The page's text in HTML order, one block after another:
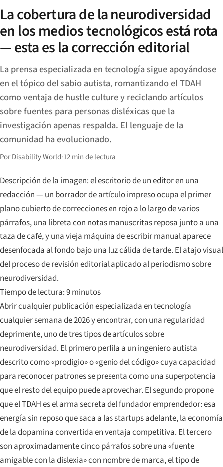
La cobertura de la neurodiversidad
en los medios tecnológicos está rota
— esta es la corrección editorial
La prensa especializada en tecnología sigue apoyándose
en el tópico del sabio autista, romantizando el TDAH
como ventaja de hustle culture y reciclando artículos
sobre fuentes para personas disléxicas que la
investigación apenas respalda. El lenguaje de la
comunidad ha evolucionado.
Por Disability World·12 min de lectura
Descripción de la imagen: el escritorio de un editor en una
redacción — un borrador de artículo impreso ocupa el primer
plano cubierto de correcciones en rojo a lo largo de varios
párrafos, una libreta con notas manuscritas reposa junto a una
taza de café, y una vieja máquina de escribir manual aparece
desenfocada al fondo bajo una luz cálida de tarde. El atajo visual
del proceso de revisión editorial aplicado al periodismo sobre
neurodiversidad.
Tiempo de lectura: 9 minutos
Abrir cualquier publicación especializada en tecnología
cualquier semana de 2026 y encontrar, con una regularidad
deprimente, uno de tres tipos de artículos sobre
neurodiversidad. El primero perfila a un ingeniero autista
descrito como «prodigio» o «genio del código» cuya capacidad
para reconocer patrones se presenta como una superpotencia
que el resto del equipo puede aprovechar. El segundo propone
que el TDAH es el arma secreta del fundador emprendedor: esa
energía sin reposo que saca a las startups adelante, la economía
de la dopamina convertida en ventaja competitiva. El tercero
son aproximadamente cinco párrafos sobre una «fuente
amigable con la dislexia» con nombre de marca, el tipo de